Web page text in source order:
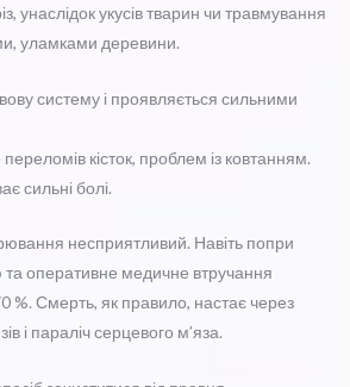
унаслідок укусів тварин чи травмування
уламками деревини.
систему і проявляється сильними
кісток, проблем із ковтанням.
сильні болі.
несприятливий. Навіть попри
та оперативне медичне втручання
%. Смерть, як правило, настає через
і параліч серцевого м’яза.